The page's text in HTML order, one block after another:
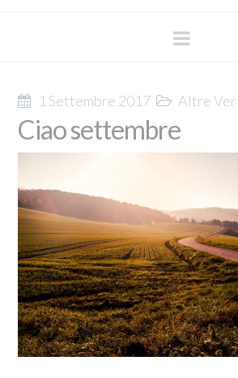
1 Settembre 2017 Altre
Ciao settembre